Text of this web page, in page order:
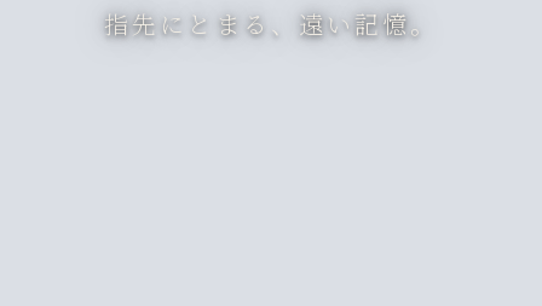
指先にとまる、遠い記憶。